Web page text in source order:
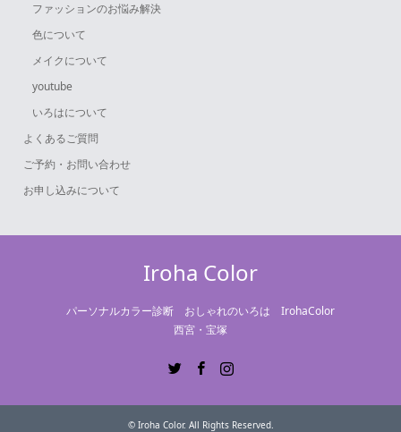
ファッションのお悩み解決
色について
メイクについて
youtube
いろはについて
よくあるご質問
ご予約・お問い合わせ
お申し込みについて
Iroha Color
パーソナルカラー診断 おしゃれのいろは IrohaColor
西宮・宝塚
© Iroha Color. All Rights Reserved.